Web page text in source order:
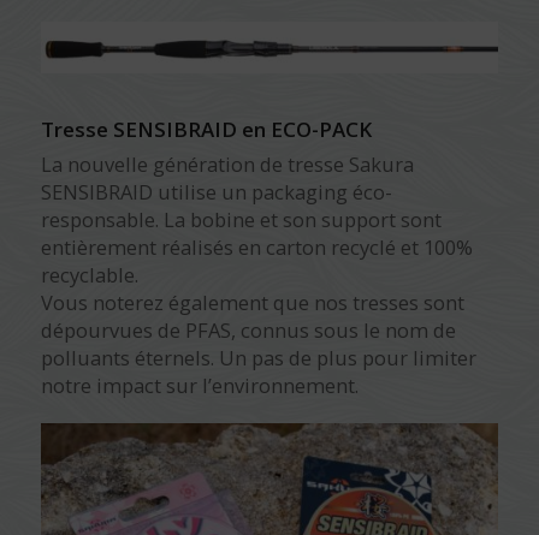
Tresse SENSIBRAID en ECO-PACK
La nouvelle génération de tresse Sakura
SENSIBRAID utilise un packaging éco-
responsable. La bobine et son support sont
entièrement réalisés en carton recyclé et 100%
recyclable.
Vous noterez également que nos tresses sont
dépourvues de PFAS, connus sous le nom de
polluants éternels. Un pas de plus pour limiter
notre impact sur l’environnement.